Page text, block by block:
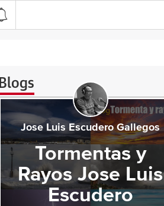
Blogs
Jose Luis Escudero Gallegos
Tormentas y
Rayos Jose Luis
Escudero